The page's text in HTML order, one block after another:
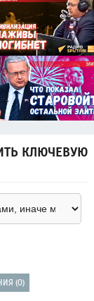
КЛЮЧЕВУЮ
(0)